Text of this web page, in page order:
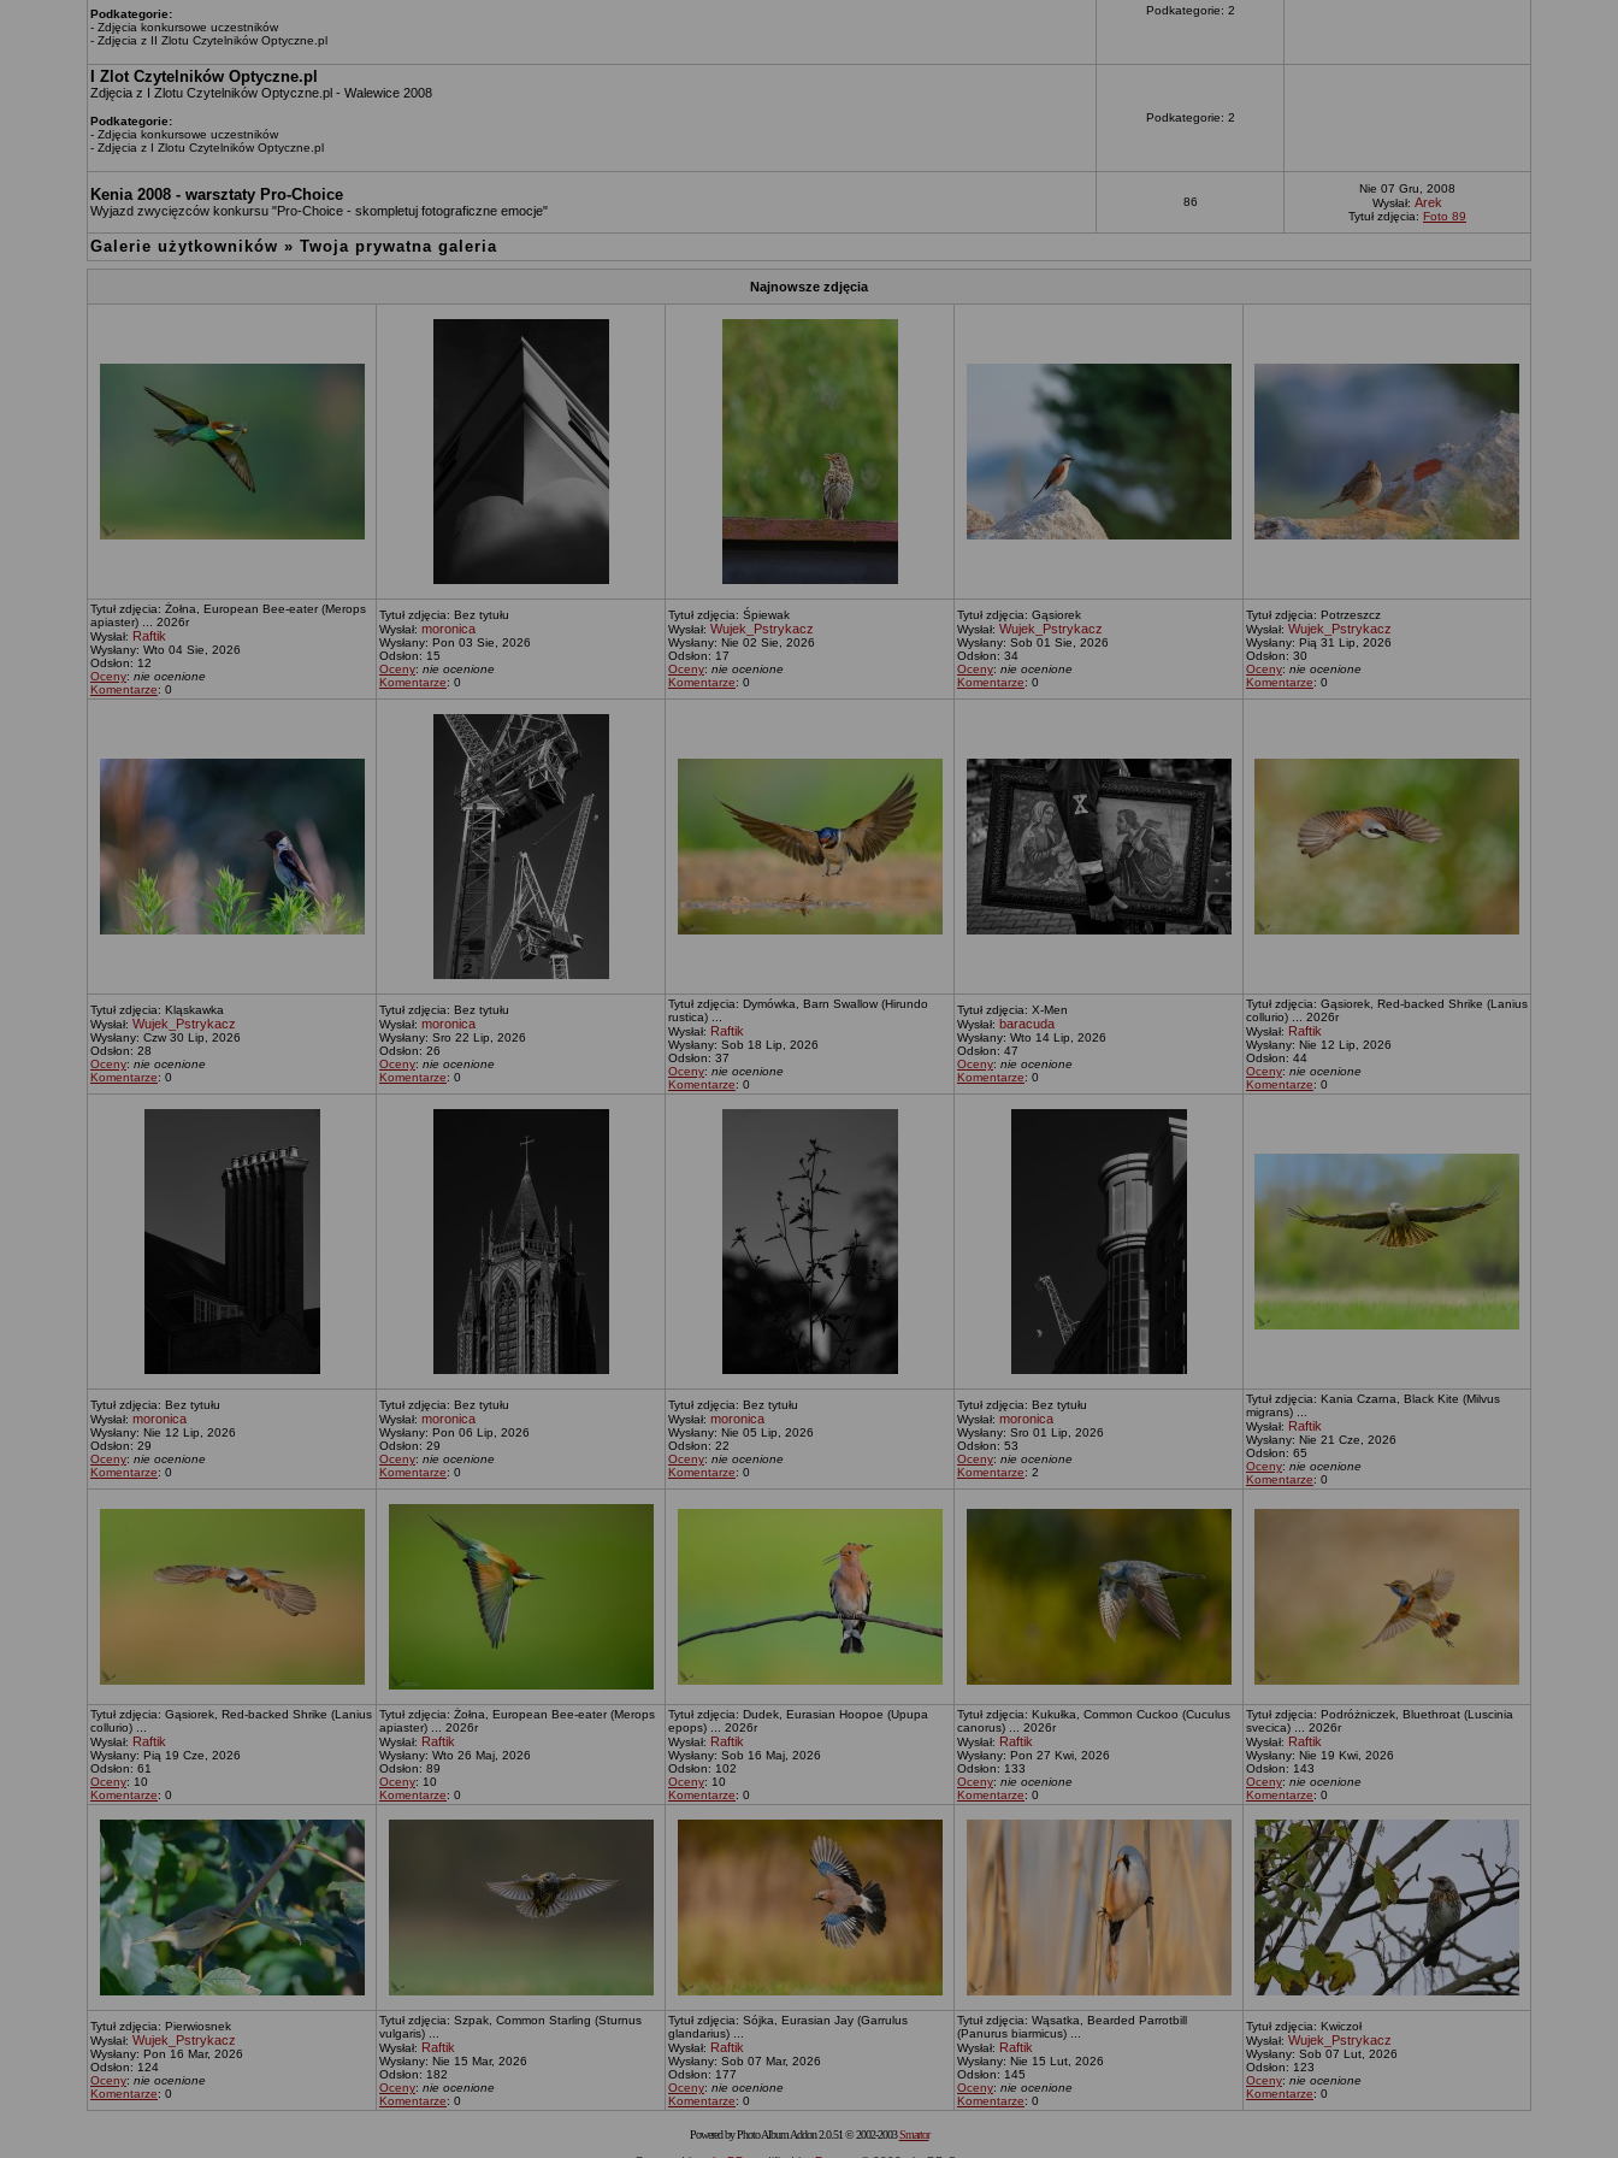
Podkategorie:
- Zdjęcia konkursowe uczestników
- Zdjęcia z II Zlotu Czytelników Optyczne.pl
Podkategorie: 2
I Zlot Czytelników Optyczne.pl
Zdjęcia z I Zlotu Czytelników Optyczne.pl - Walewice 2008
Podkategorie:
- Zdjęcia konkursowe uczestników
- Zdjęcia z I Zlotu Czytelników Optyczne.pl
Podkategorie: 2
Kenia 2008 - warsztaty Pro-Choice
Wyjazd zwycięzców konkursu "Pro-Choice - skompletuj fotograficzne emocje"
86
Nie 07 Gru, 2008
Wysłał: Arek
Tytuł zdjęcia: Foto 89
Galerie użytkowników » Twoja prywatna galeria
Najnowsze zdjęcia
Tytuł zdjęcia: Żołna, European Bee-eater (Merops
apiaster) ... 2026r
Wysłał: Raftik
Wysłany: Wto 04 Sie, 2026
Odsłon: 12
Oceny: nie ocenione
Komentarze: 0
Tytuł zdjęcia: Bez tytułu
Wysłał: moronica
Wysłany: Pon 03 Sie, 2026
Odsłon: 15
Oceny: nie ocenione
Komentarze: 0
Tytuł zdjęcia: Śpiewak
Wysłał: Wujek_Pstrykacz
Wysłany: Nie 02 Sie, 2026
Odsłon: 17
Oceny: nie ocenione
Komentarze: 0
Tytuł zdjęcia: Gąsiorek
Wysłał: Wujek_Pstrykacz
Wysłany: Sob 01 Sie, 2026
Odsłon: 34
Oceny: nie ocenione
Komentarze: 0
Tytuł zdjęcia: Potrzeszcz
Wysłał: Wujek_Pstrykacz
Wysłany: Pią 31 Lip, 2026
Odsłon: 30
Oceny: nie ocenione
Komentarze: 0
Tytuł zdjęcia: Kląskawka
Wysłał: Wujek_Pstrykacz
Wysłany: Czw 30 Lip, 2026
Odsłon: 28
Oceny: nie ocenione
Komentarze: 0
Tytuł zdjęcia: Bez tytułu
Wysłał: moronica
Wysłany: Sro 22 Lip, 2026
Odsłon: 26
Oceny: nie ocenione
Komentarze: 0
Tytuł zdjęcia: Dymówka, Barn Swallow (Hirundo
rustica) ...
Wysłał: Raftik
Wysłany: Sob 18 Lip, 2026
Odsłon: 37
Oceny: nie ocenione
Komentarze: 0
Tytuł zdjęcia: X-Men
Wysłał: baracuda
Wysłany: Wto 14 Lip, 2026
Odsłon: 47
Oceny: nie ocenione
Komentarze: 0
Tytuł zdjęcia: Gąsiorek, Red-backed Shrike (Lanius
collurio) ... 2026r
Wysłał: Raftik
Wysłany: Nie 12 Lip, 2026
Odsłon: 44
Oceny: nie ocenione
Komentarze: 0
Tytuł zdjęcia: Bez tytułu
Wysłał: moronica
Wysłany: Nie 12 Lip, 2026
Odsłon: 29
Oceny: nie ocenione
Komentarze: 0
Tytuł zdjęcia: Bez tytułu
Wysłał: moronica
Wysłany: Pon 06 Lip, 2026
Odsłon: 29
Oceny: nie ocenione
Komentarze: 0
Tytuł zdjęcia: Bez tytułu
Wysłał: moronica
Wysłany: Nie 05 Lip, 2026
Odsłon: 22
Oceny: nie ocenione
Komentarze: 0
Tytuł zdjęcia: Bez tytułu
Wysłał: moronica
Wysłany: Sro 01 Lip, 2026
Odsłon: 53
Oceny: nie ocenione
Komentarze: 2
Tytuł zdjęcia: Kania Czarna, Black Kite (Milvus
migrans) ...
Wysłał: Raftik
Wysłany: Nie 21 Cze, 2026
Odsłon: 65
Oceny: nie ocenione
Komentarze: 0
Tytuł zdjęcia: Gąsiorek, Red-backed Shrike (Lanius
collurio) ...
Wysłał: Raftik
Wysłany: Pią 19 Cze, 2026
Odsłon: 61
Oceny: 10
Komentarze: 0
Tytuł zdjęcia: Żołna, European Bee-eater (Merops
apiaster) ... 2026r
Wysłał: Raftik
Wysłany: Wto 26 Maj, 2026
Odsłon: 89
Oceny: 10
Komentarze: 0
Tytuł zdjęcia: Dudek, Eurasian Hoopoe (Upupa
epops) ... 2026r
Wysłał: Raftik
Wysłany: Sob 16 Maj, 2026
Odsłon: 102
Oceny: 10
Komentarze: 0
Tytuł zdjęcia: Kukułka, Common Cuckoo (Cuculus
canorus) ... 2026r
Wysłał: Raftik
Wysłany: Pon 27 Kwi, 2026
Odsłon: 133
Oceny: nie ocenione
Komentarze: 0
Tytuł zdjęcia: Podróżniczek, Bluethroat (Luscinia
svecica) ... 2026r
Wysłał: Raftik
Wysłany: Nie 19 Kwi, 2026
Odsłon: 143
Oceny: nie ocenione
Komentarze: 0
Tytuł zdjęcia: Pierwiosnek
Wysłał: Wujek_Pstrykacz
Wysłany: Pon 16 Mar, 2026
Odsłon: 124
Oceny: nie ocenione
Komentarze: 0
Tytuł zdjęcia: Szpak, Common Starling (Sturnus
vulgaris) ...
Wysłał: Raftik
Wysłany: Nie 15 Mar, 2026
Odsłon: 182
Oceny: nie ocenione
Komentarze: 0
Tytuł zdjęcia: Sójka, Eurasian Jay (Garrulus
glandarius) ...
Wysłał: Raftik
Wysłany: Sob 07 Mar, 2026
Odsłon: 177
Oceny: nie ocenione
Komentarze: 0
Tytuł zdjęcia: Wąsatka, Bearded Parrotbill
(Panurus biarmicus) ...
Wysłał: Raftik
Wysłany: Nie 15 Lut, 2026
Odsłon: 145
Oceny: nie ocenione
Komentarze: 0
Tytuł zdjęcia: Kwiczoł
Wysłał: Wujek_Pstrykacz
Wysłany: Sob 07 Lut, 2026
Odsłon: 123
Oceny: nie ocenione
Komentarze: 0
Powered by Photo Album Addon 2.0.51 © 2002-2003Smartor